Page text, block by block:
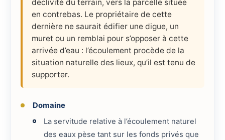
déclivité du terrain, vers la parcelle située
en contrebas. Le propriétaire de cette
dernière ne saurait édifier une digue, un
muret ou un remblai pour s’opposer à cette
arrivée d’eau : l’écoulement procède de la
situation naturelle des lieux, qu’il est tenu de
supporter.
Domaine
La servitude relative à l’écoulement naturel
des eaux pèse tant sur les fonds privés que